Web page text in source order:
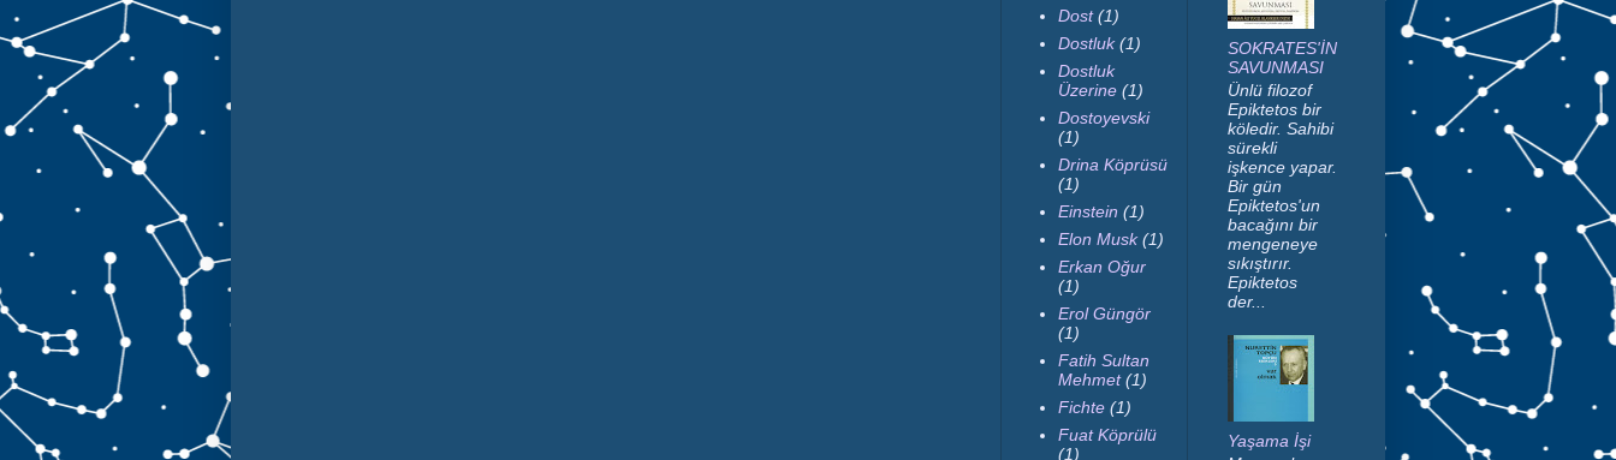
Dost (1)
Dostluk (1)
Dostluk
Üzerine (1)
Dostoyevski
(1)
Drina Köprüsü
(1)
Einstein (1)
Elon Musk (1)
Erkan Oğur
(1)
Erol Güngör
(1)
Fatih Sultan
Mehmet (1)
Fichte (1)
Fuat Köprülü
(1)
SOKRATES'İN
SAVUNMASI
Ünlü filozof
Epiktetos bir
köledir. Sahibi
sürekli
işkence yapar.
Bir gün
Epiktetos'un
bacağını bir
mengeneye
sıkıştırır.
Epiktetos
der...
Yaşama İşi